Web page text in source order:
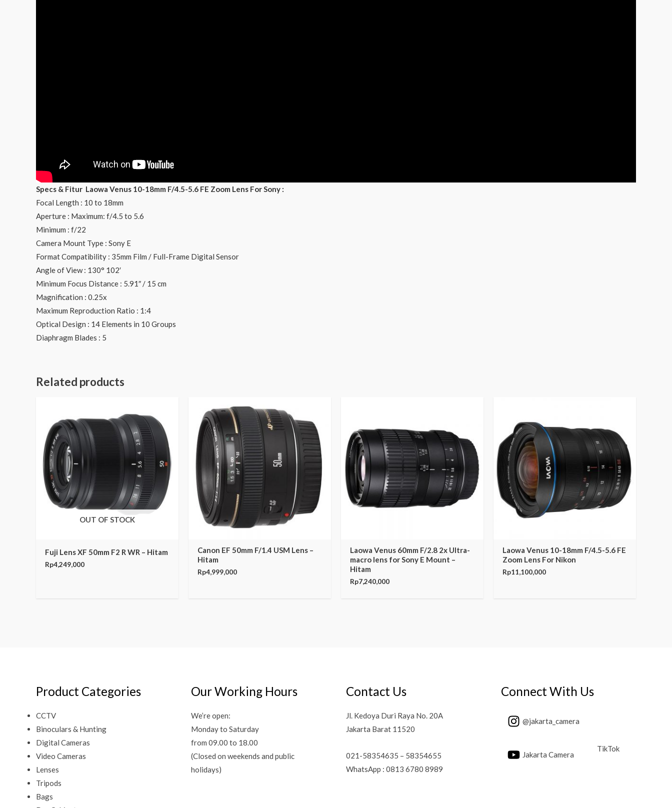
Specs & Fitur Laowa Venus 10-18mm F/4.5-5.6 FE Zoom Lens For Sony :
Focal Length : 10 to 18mm
Aperture : Maximum: f/4.5 to 5.6
Minimum : f/22
Camera Mount Type : Sony E
Format Compatibility : 35mm Film / Full-Frame Digital Sensor
Angle of View : 130° 102′
Minimum Focus Distance : 5.91″ / 15 cm
Magnification : 0.25x
Maximum Reproduction Ratio : 1:4
Optical Design : 14 Elements in 10 Groups
Diaphragm Blades : 5
Related products
OUT OF STOCK
Fuji Lens XF 50mm F2 R WR – Hitam
Rp4,249,000
Canon EF 50mm F/1.4 USM Lens –
Hitam
Rp4,999,000
Laowa Venus 60mm F/2.8 2x Ultra-
macro lens for Sony E Mount –
Hitam
Rp7,240,000
Laowa Venus 10-18mm F/4.5-5.6 FE
Zoom Lens For Nikon
Rp11,100,000
Product Categories
CCTV
Binoculars & Hunting
Digital Cameras
Video Cameras
Lenses
Tripods
Bags
Our Working Hours
We’re open:
Monday to Saturday
from 09.00 to 18.00
(Closed on weekends and public
holidays)
Contact Us
Jl. Kedoya Duri Raya No. 20A
Jakarta Barat 11520
021-58354635 – 58354655
WhatsApp : 0813 6780 8989
Connect With Us
@jakarta_camera
Jakarta Camera
TikTok